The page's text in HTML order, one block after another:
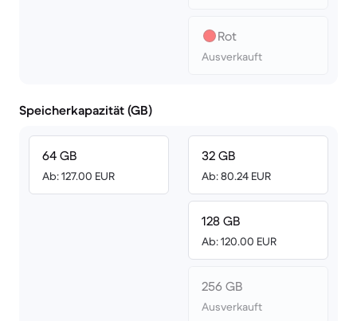
Rot
Ausverkauft
Speicherkapazität (GB)
64 GB
Ab: 127.00 EUR
32 GB
Ab: 80.24 EUR
128 GB
Ab: 120.00 EUR
256 GB
Ausverkauft